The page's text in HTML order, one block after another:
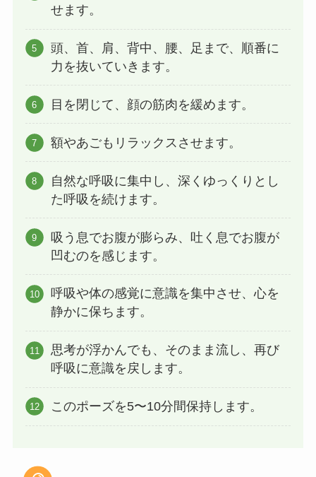
せます。
頭、首、肩、背中、腰、足まで、順番に
力を抜いていきます。
目を閉じて、顔の筋肉を緩めます。
額やあごもリラックスさせます。
自然な呼吸に集中し、深くゆっくりとし
た呼吸を続けます。
吸う息でお腹が膨らみ、吐く息でお腹が
凹むのを感じます。
呼吸や体の感覚に意識を集中させ、心を
静かに保ちます。
思考が浮かんでも、そのまま流し、再び
呼吸に意識を戻します。
このポーズを5〜10分間保持します。